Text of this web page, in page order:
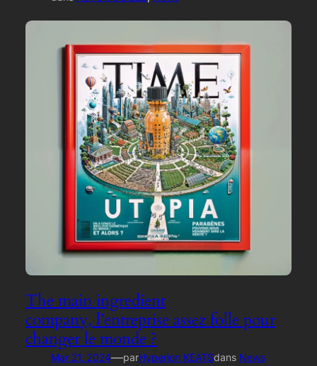
The main ingredient
company, l’entreprise assez folle pour
changer le monde ?
Mar 21, 2024—parHyperion KEATSdans News